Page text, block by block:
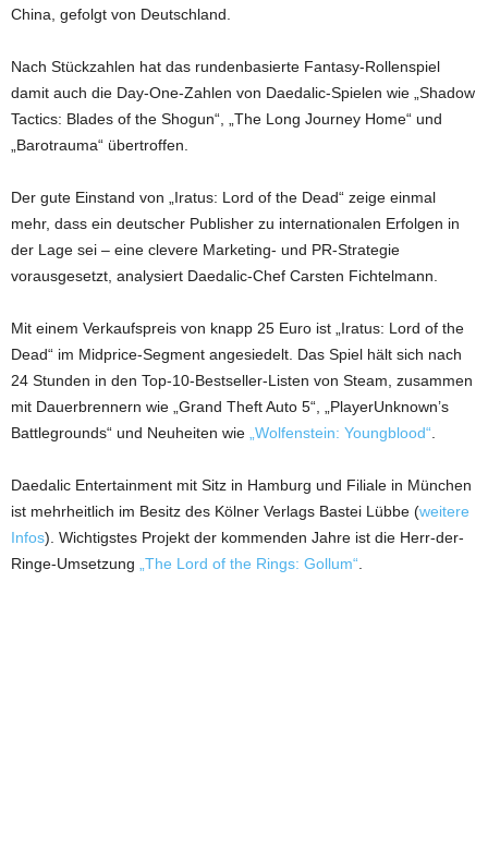
China, gefolgt von Deutschland.
Nach Stückzahlen hat das rundenbasierte Fantasy-Rollenspiel
damit auch die Day-One-Zahlen von Daedalic-Spielen wie „Shadow
Tactics: Blades of the Shogun“, „The Long Journey Home“ und
„Barotrauma“ übertroffen.
Der gute Einstand von „Iratus: Lord of the Dead“ zeige einmal
mehr, dass ein deutscher Publisher zu internationalen Erfolgen in
der Lage sei – eine clevere Marketing- und PR-Strategie
vorausgesetzt, analysiert Daedalic-Chef Carsten Fichtelmann.
Mit einem Verkaufspreis von knapp 25 Euro ist „Iratus: Lord of the
Dead“ im Midprice-Segment angesiedelt. Das Spiel hält sich nach
24 Stunden in den Top-10-Bestseller-Listen von Steam, zusammen
mit Dauerbrennern wie „Grand Theft Auto 5“, „PlayerUnknown’s
Battlegrounds“ und Neuheiten wie „Wolfenstein: Youngblood“
Daedalic Entertainment mit Sitz in Hamburg und Filiale in München
ist mehrheitlich im Besitz des Kölner Verlags Bastei Lübbe (weitere
Infos). Wichtigstes Projekt der kommenden Jahre ist die Herr-der-
Ringe-Umsetzung
„The Lord of the Rings: Gollum“